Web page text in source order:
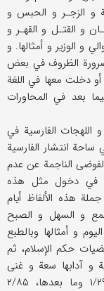
و الزجـر و الحبس و
و القتـل و القهـر و
و الوزير و أمثالها. و
الظروف في بعض
أو دخلت معها في اللغة
بعد في المحاورات
اللهجات الفارسية في
ساحة انتشار الفارسية
اجتناب الفوضى الناجمة عن عدم
في دخول مثل هذه
هذه الألفاظ أيام
و السهل و الصبح
و أمثالها وبالطبع
حكم الإسلام، ثم
و آدابها سعة و غنى
يستحقان الملاحظة (لنماذج أكثر، ظ: بهار، ۱/۲۹۵ وما بعدها، ۲/۸۵